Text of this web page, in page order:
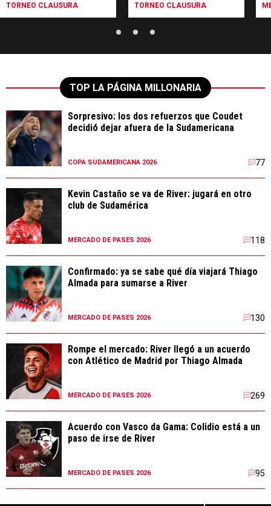
TORNEO CLAUSURA TORNEO CLAUSURA
TOP LA PÁGINA MILLONARIA
Sorpresivo: los dos refuerzos que Coudet
decidió dejar afuera de la Sudamericana
COPA SUDAMERICANA 2026 77
Kevin Castaño se va de River: jugará en otro
club de Sudamérica
MERCADO DE PASES 2026 118
Confirmado: ya se sabe qué día viajará Thiago
Almada para sumarse a River
MERCADO DE PASES 2026 130
Rompe el mercado: River llegó a un acuerdo
con Atlético de Madrid por Thiago Almada
MERCADO DE PASES 2026 269
Acuerdo con Vasco da Gama: Colidio está a un
paso de irse de River
MERCADO DE PASES 2026 95